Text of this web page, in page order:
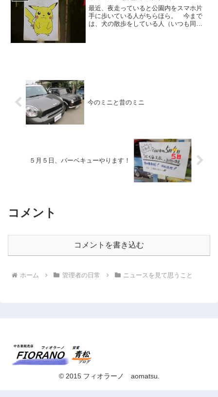
最近、夜走っていると公園内をスマホ片
手に歩いている人がちらほら。 今まで
は、犬の散歩をしている人（いつも同じ
今のミニと昔のミニ
５月５日、バーベキューやります！
コメント
コメントを書き込む
ホーム 管理者の日常 ニュースを見て思うこと
© 2015 フィオラーノ aomatsu.